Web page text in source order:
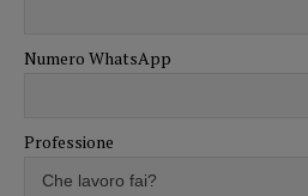
Numero WhatsApp
Professione